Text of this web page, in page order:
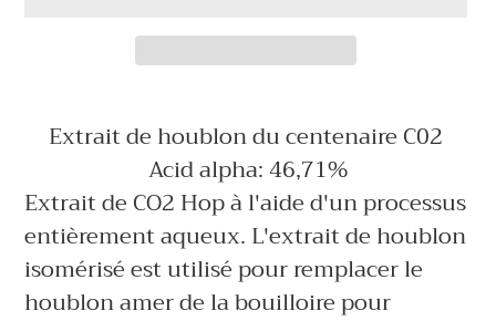
d'un
à
votre
panier
Extrait de houblon du centenaire C02
Acid alpha: 46,71%
Extrait de CO2 Hop à l'aide d'un processus
entièrement aqueux. L'extrait de houblon
isomérisé est utilisé pour remplacer le
houblon amer de la bouilloire pour